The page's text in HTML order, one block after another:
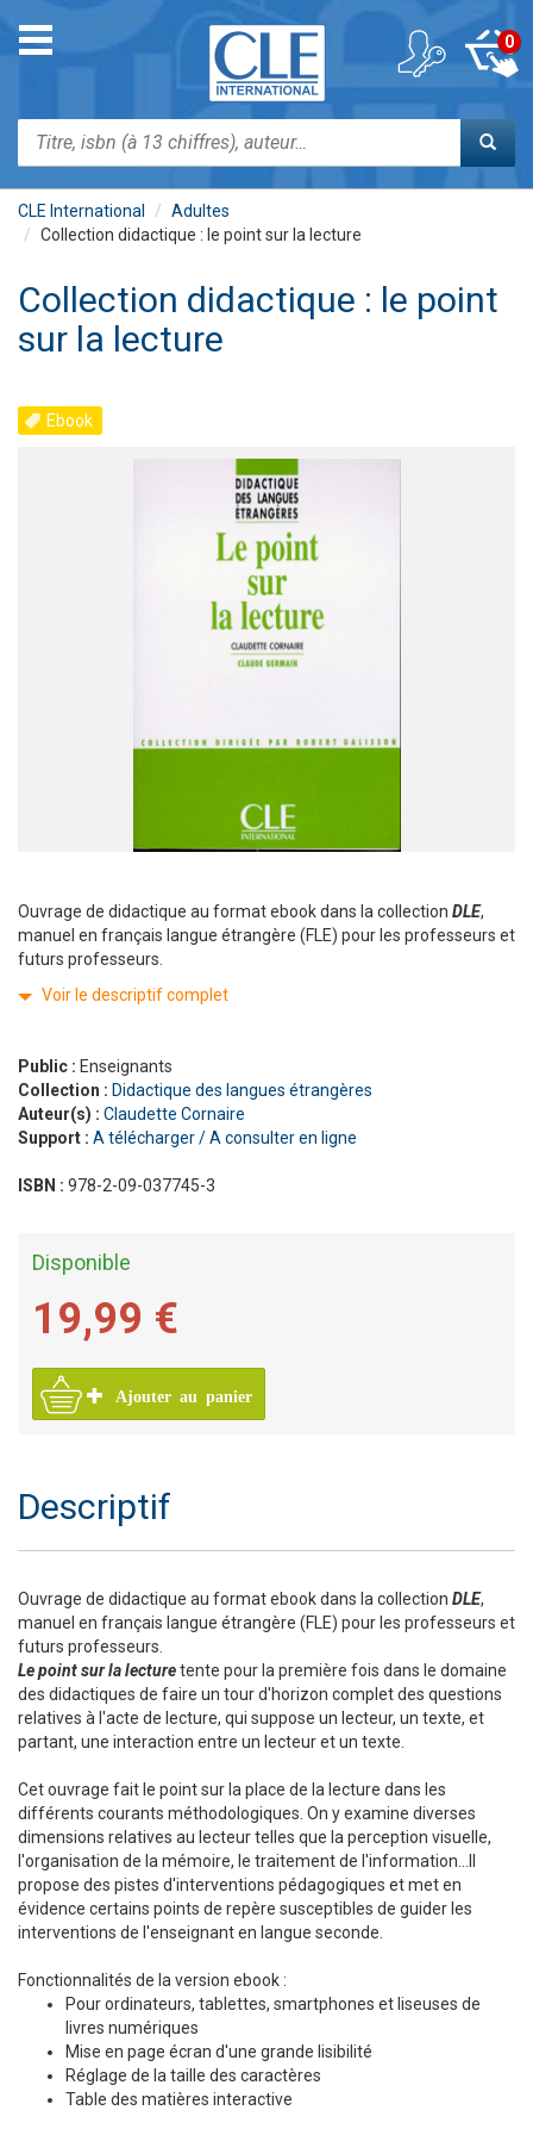
contenu
Toggle
navigation
Rechercher
0
CLE International
Adultes
Collection didactique : le point sur la lecture
Collection didactique : le point
sur la lecture
Ebook
Ouvrage de didactique au format ebook dans la collection DLE,
manuel en français langue étrangère (FLE) pour les professeurs et
futurs professeurs.
Voir le descriptif complet
Public : Enseignants
Collection : Didactique des langues étrangères
Auteur(s) : Claudette Cornaire
Support : A télécharger / A consulter en ligne
ISBN : 978-2-09-037745-3
Disponible
19,99 €
Ajouter au panier
Descriptif
Ouvrage de didactique au format ebook dans la collection DLE,
manuel en français langue étrangère (FLE) pour les professeurs et
futurs professeurs.
Le point sur la lecturetente pour la première fois dans le domaine
des didactiques de faire un tour d'horizon complet des questions
relatives à l'acte de lecture, qui suppose un lecteur, un texte, et
partant, une interaction entre un lecteur et un texte.
Cet ouvrage fait le point sur la place de la lecture dans les
différents courants méthodologiques. On y examine diverses
dimensions relatives au lecteur telles que la perception visuelle,
l'organisation de la mémoire, le traitement de l'information...Il
propose des pistes d'interventions pédagogiques et met en
évidence certains points de repère susceptibles de guider les
interventions de l'enseignant en langue seconde.
Fonctionnalités de la version ebook :
Pour ordinateurs, tablettes, smartphones et liseuses de
livres numériques
Mise en page écran d'une grande lisibilité
Réglage de la taille des caractères
Table des matières interactive